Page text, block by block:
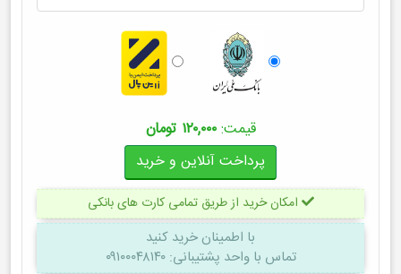
قیمت:۱۲۰,۰۰۰ تومان
امکان خرید از طریق تمامی کارت های بانکی
با اطمینان خرید کنید
تماس با واحد پشتیبانی: ۰۹۱۰۰۰۴۸۱۴۰